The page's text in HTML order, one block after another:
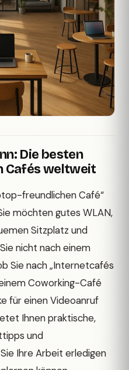
Die besten
Cafés weltweit
freundlichen Café“
möchten gutes WLAN,
Sitzplatz und
nicht nach einem
Sie nach „Internetcafés
Coworking-Café
für einen Videoanruf
Ihnen praktische,
und
Ihre Arbeit erledigen